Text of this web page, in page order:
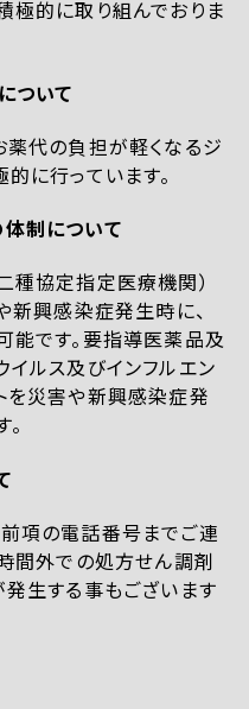
極的に取り組んでおりま
ついて
薬代の負担が軽くなるジ
に行っています。
制について
種協定指定医療機関）
新興感染症発生時に、
能です。要指導医薬品及
ルス及びインフルエン
を災害や新興感染症発
項の電話番号までご連
間外での処方せん調剤
生する事もございます